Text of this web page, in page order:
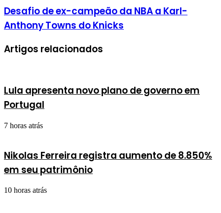
Desafio de ex-campeão da NBA a Karl-
Anthony Towns do Knicks
Artigos relacionados
Lula apresenta novo plano de governo em
Portugal
7 horas atrás
Nikolas Ferreira registra aumento de 8.850%
em seu patrimônio
10 horas atrás